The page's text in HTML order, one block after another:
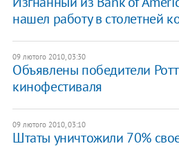
нашел работу в столетней
09 лютого 2010, 03:30
Объявлены победители
кинофестиваля
09 лютого 2010, 03:10
Штаты уничтожили 70%